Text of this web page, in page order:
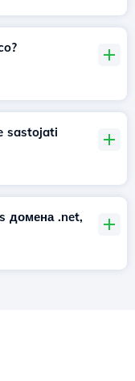
sastojati
домена .net,